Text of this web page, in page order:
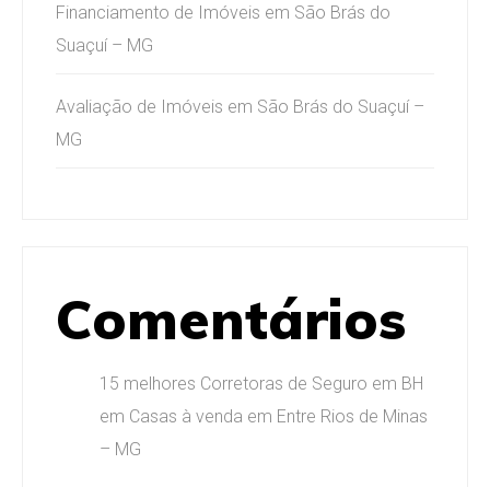
Financiamento de Imóveis em São Brás do
Suaçuí – MG
Avaliação de Imóveis em São Brás do Suaçuí –
MG
Comentários
15 melhores Corretoras de Seguro em BH
em Casas à venda em Entre Rios de Minas
– MG